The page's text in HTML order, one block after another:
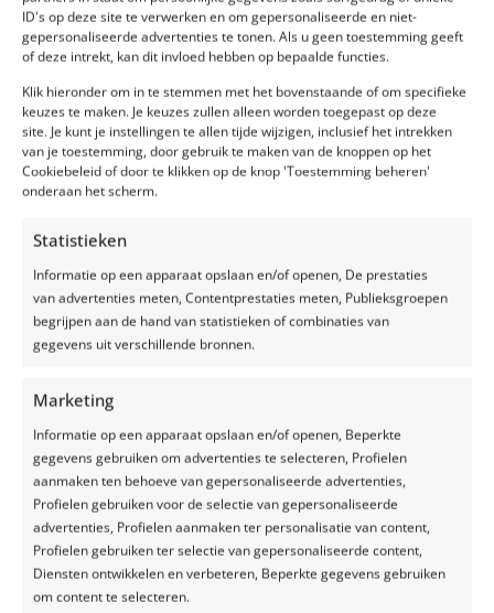
ID's op deze site te verwerken en om gepersonaliseerde en niet-
gepersonaliseerde advertenties te tonen. Als u geen toestemming geeft
of deze intrekt, kan dit invloed hebben op bepaalde functies.
Klik hieronder om in te stemmen met het bovenstaande of om specifieke
keuzes te maken. Je keuzes zullen alleen worden toegepast op deze
site. Je kunt je instellingen te allen tijde wijzigen, inclusief het intrekken
van je toestemming, door gebruik te maken van de knoppen op het
Cookiebeleid of door te klikken op de knop 'Toestemming beheren'
onderaan het scherm.
Statistieken
Informatie op een apparaat opslaan en/of openen, De prestaties
van advertenties meten, Contentprestaties meten, Publieksgroepen
begrijpen aan de hand van statistieken of combinaties van
gegevens uit verschillende bronnen.
Marketing
Informatie op een apparaat opslaan en/of openen, Beperkte
gegevens gebruiken om advertenties te selecteren, Profielen
aanmaken ten behoeve van gepersonaliseerde advertenties,
Profielen gebruiken voor de selectie van gepersonaliseerde
advertenties, Profielen aanmaken ter personalisatie van content,
Profielen gebruiken ter selectie van gepersonaliseerde content,
Diensten ontwikkelen en verbeteren, Beperkte gegevens gebruiken
om content te selecteren.
Hoe kunt u
water in
kuilvoer
voorkomen
te zorgen dat er geen water in
het kuilvoer terechtkomt. Ten
eerste is het belangrijk om
ervoor te zorgen dat het
voorkomen dat er water in het
kuilvoer komt en zorgt ervoor
dat het fermentatieproces in
stand wordt gehouden.
Het is ook belangrijk om
ervoor te zorgen dat het
kuilvoer goed is afgedekt. Dit